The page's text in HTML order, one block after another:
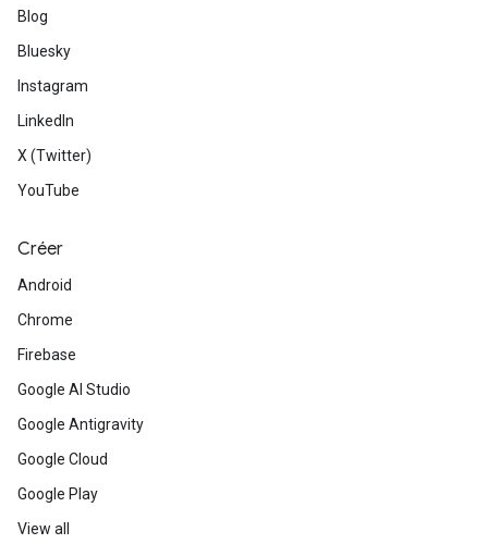
Blog
Bluesky
Instagram
LinkedIn
X (Twitter)
YouTube
Créer
Android
Chrome
Firebase
Google AI Studio
Google Antigravity
Google Cloud
Google Play
View all